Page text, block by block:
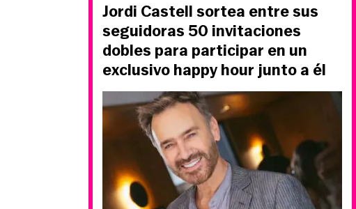
Jordi Castell sortea entre sus
seguidoras 50 invitaciones
dobles para participar en un
exclusivo happy hour junto a él